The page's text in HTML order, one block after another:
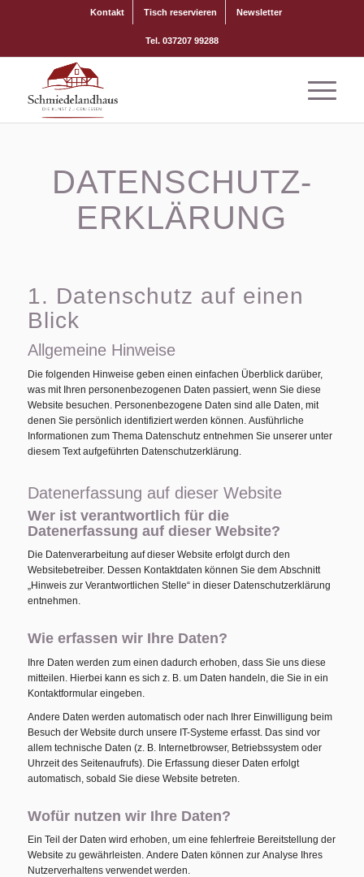
Kontakt Tisch reservieren Newsletter
Tel. 037207 99288
DATENSCHUTZ­
ERKLÄRUNG
1. Datenschutz auf einen
Blick
Allgemeine Hinweise
Die folgenden Hinweise geben einen einfachen Überblick darüber,
was mit Ihren personenbezogenen Daten passiert, wenn Sie diese
Website besuchen. Personenbezogene Daten sind alle Daten, mit
denen Sie persönlich identifiziert werden können. Ausführliche
Informationen zum Thema Datenschutz entnehmen Sie unserer unter
diesem Text aufgeführten Datenschutzerklärung.
Datenerfassung auf dieser Website
Wer ist verantwortlich für die
Datenerfassung auf dieser Website?
Die Datenverarbeitung auf dieser Website erfolgt durch den
Websitebetreiber. Dessen Kontaktdaten können Sie dem Abschnitt
„Hinweis zur Verantwortlichen Stelle“ in dieser Datenschutzerklärung
entnehmen.
Wie erfassen wir Ihre Daten?
Ihre Daten werden zum einen dadurch erhoben, dass Sie uns diese
mitteilen. Hierbei kann es sich z. B. um Daten handeln, die Sie in ein
Kontaktformular eingeben.
Andere Daten werden automatisch oder nach Ihrer Einwilligung beim
Besuch der Website durch unsere IT-Systeme erfasst. Das sind vor
allem technische Daten (z. B. Internetbrowser, Betriebssystem oder
Uhrzeit des Seitenaufrufs). Die Erfassung dieser Daten erfolgt
automatisch, sobald Sie diese Website betreten.
Wofür nutzen wir Ihre Daten?
Ein Teil der Daten wird erhoben, um eine fehlerfreie Bereitstellung der
Website zu gewährleisten. Andere Daten können zur Analyse Ihres
Nutzerverhaltens verwendet werden.